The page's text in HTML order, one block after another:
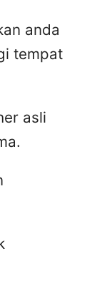
anda
tempat
asli